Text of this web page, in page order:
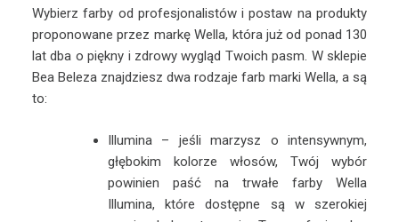
Wybierz farby od profesjonalistów i postaw na produkty
proponowane przez markę Wella, która już od ponad 130
lat dba o piękny i zdrowy wygląd Twoich pasm. W sklepie
Bea Beleza znajdziesz dwa rodzaje farb marki Wella, a są
to:
Illumina – jeśli marzysz o intensywnym,
głębokim kolorze włosów, Twój wybór
powinien paść na trwałe farby Wella
Illumina, które dostępne są w szerokiej